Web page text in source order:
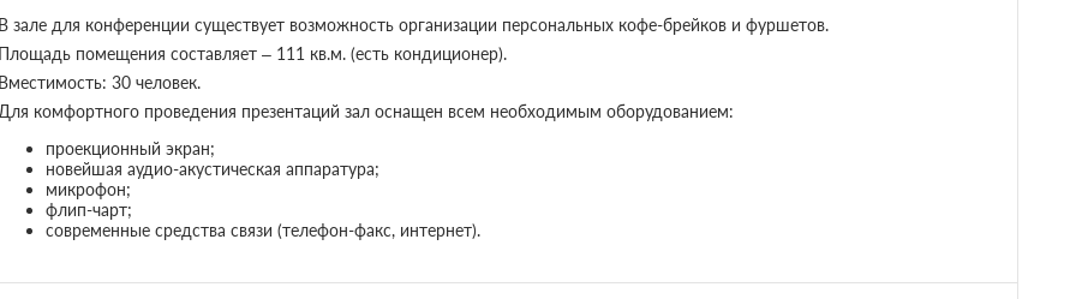
зале для конференции существует возможность организации персональных кофе-брейков и фуршетов.
помещения составляет – 111 кв.м. (есть кондиционер).
30 человек.
комфортного проведения презентаций зал оснащен всем необходимым оборудованием:
проекционный экран;
новейшая аудио-акустическая аппаратура;
микрофон;
флип-чарт;
современные средства связи (телефон-факс, интернет).